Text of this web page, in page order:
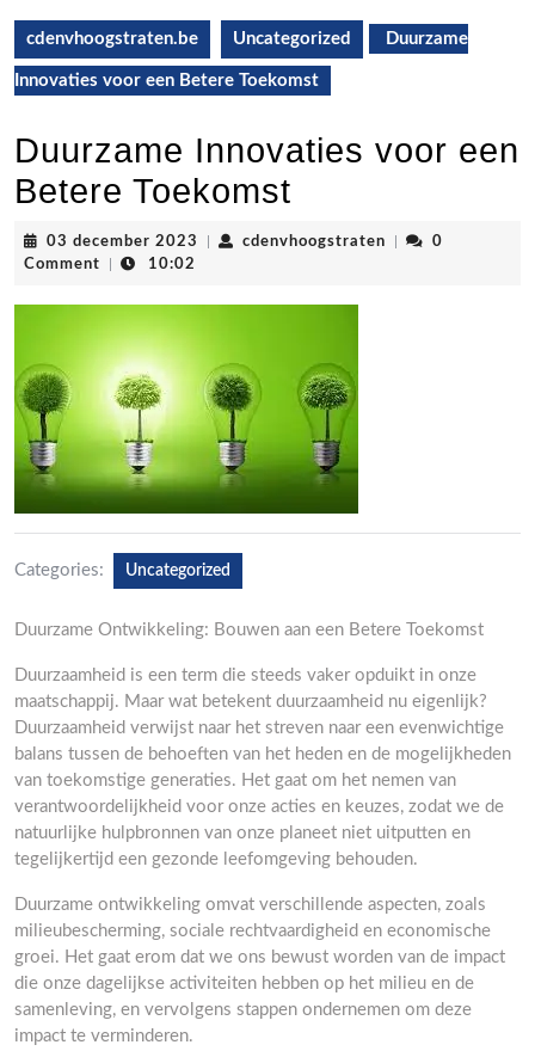
cdenvhoogstraten.be Uncategorized Duurzame
Innovaties voor een Betere Toekomst
Duurzame Innovaties voor een
Betere Toekomst
03 december 2023 03
cdenvhoogstraten cdenvhoogstraten
0
Comment
10:02
Categories: Uncategorized
Duurzame Ontwikkeling: Bouwen aan een Betere Toekomst
Duurzaamheid is een term die steeds vaker opduikt in onze
maatschappij. Maar wat betekent duurzaamheid nu eigenlijk?
Duurzaamheid verwijst naar het streven naar een evenwichtige
balans tussen de behoeften van het heden en de mogelijkheden
van toekomstige generaties. Het gaat om het nemen van
verantwoordelijkheid voor onze acties en keuzes, zodat we de
natuurlijke hulpbronnen van onze planeet niet uitputten en
tegelijkertijd een gezonde leefomgeving behouden.
Duurzame ontwikkeling omvat verschillende aspecten, zoals
milieubescherming, sociale rechtvaardigheid en economische
groei. Het gaat erom dat we ons bewust worden van de impact
die onze dagelijkse activiteiten hebben op het milieu en de
samenleving, en vervolgens stappen ondernemen om deze
impact te verminderen.